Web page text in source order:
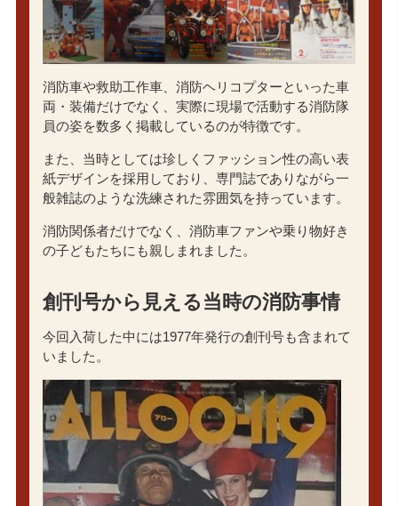
消防車や救助工作車、消防ヘリコプターといった車
両・装備だけでなく、実際に現場で活動する消防隊
員の姿を数多く掲載しているのが特徴です。
また、当時としては珍しくファッション性の高い表
紙デザインを採用しており、専門誌でありながら一
般雑誌のような洗練された雰囲気を持っています。
消防関係者だけでなく、消防車ファンや乗り物好き
の子どもたちにも親しまれました。
創刊号から見える当時の消防事情
今回入荷した中には1977年発行の創刊号も含まれて
いました。